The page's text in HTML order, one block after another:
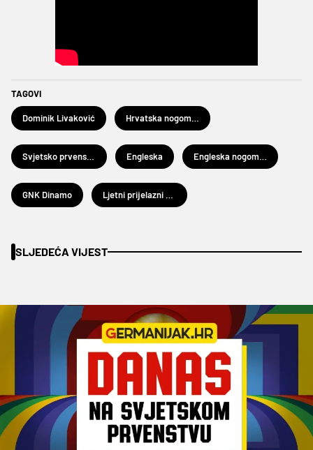
TAGOVI
Dominik Livaković
Engleska
GNK Dinamo
SLJEDEĆA VIJEST